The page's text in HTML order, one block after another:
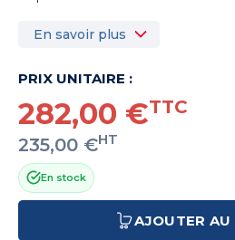
En savoir plus
PRIX UNITAIRE :
282,00 €TTC
235,00 €HT
En stock
AJOUTER AU